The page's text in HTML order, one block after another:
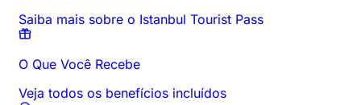
Saiba mais sobre o Istanbul Tourist Pass
O Que Você Recebe
Veja todos os benefícios incluídos